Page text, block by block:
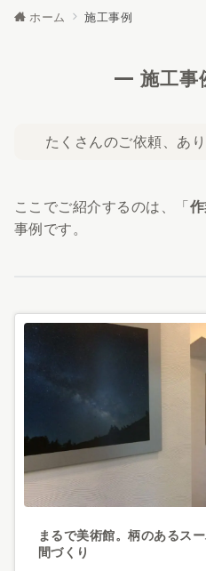
ホーム 施工事例
施工事
たくさんのご依頼、あ
ここでご紹介するのは、「
事例です。
まるで美術館。柄のあるス
間づくり